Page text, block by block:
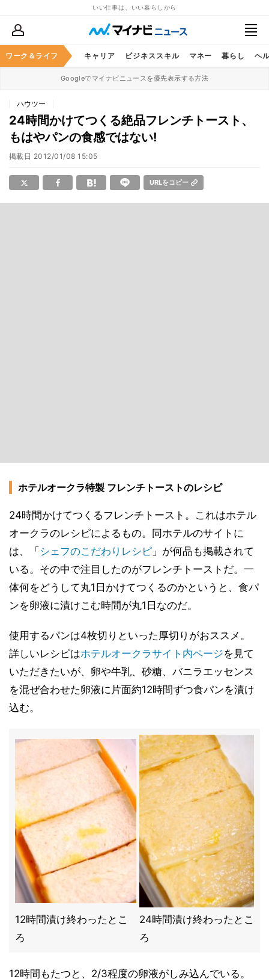
いい仕事は、いい暮らしから
ワーク＆ライフ キャリア ビジネススキル マネー 暮らし ヘ
Googleでマイナビニュースを優先表示する方法
ハウツー
24時間かけてつくる絶品フレンチトースト、
もはやパンの食感ではない!
掲載日 2012/01/08 15:05
URLをコピー
ホテルオークラ特製 フレンチトーストのレシピ
24時間かけてつくるフレンチトースト。これはホテル
オークラのレシピによるもの。同ホテルのサイトに
は、「 シェフのこだわりレシピ 」が何品も掲載されて
いる。その中で注目したのがフレンチトーストだ。一
体何をどうして丸1日かけてつくるのかというと、食パ
ンを卵液に漬けこむ時間が丸1日なのだ。
使用するパンは4枚切りといった厚切りがおススメ。
詳しいレシピはホテルオークラサイト内ページを見て
いただきたいが、卵や牛乳、砂糖、バニラエッセンス
を混ぜ合わせた卵液に片面約12時間ずつ食パンを漬け
込む。
12時間漬け終わったとこ
ろ
24時間漬け終わったとこ
ろ
12時間もたつと、2/3程度の卵液がしみ込んでいる。